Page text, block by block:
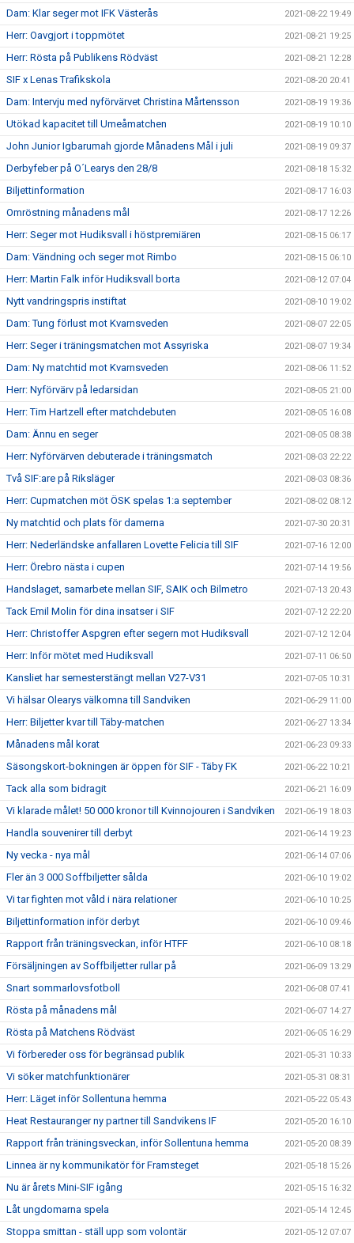
Dam: Klar seger mot IFK Västerås 2021-08-22 19:49
Herr: Oavgjort i toppmötet 2021-08-21 19:25
Herr: Rösta på Publikens Rödväst 2021-08-21 12:28
SIF x Lenas Trafikskola 2021-08-20 20:41
Dam: Intervju med nyförvärvet Christina Mårtensson 2021-08-19 19:36
Utökad kapacitet till Umeåmatchen 2021-08-19 10:10
John Junior Igbarumah gjorde Månadens Mål i juli 2021-08-19 09:37
Derbyfeber på O´Learys den 28/8 2021-08-18 15:32
Biljettinformation 2021-08-17 16:03
Omröstning månadens mål 2021-08-17 12:26
Herr: Seger mot Hudiksvall i höstpremiären 2021-08-15 06:17
Dam: Vändning och seger mot Rimbo 2021-08-15 06:10
Herr: Martin Falk inför Hudiksvall borta 2021-08-12 07:04
Nytt vandringspris instiftat 2021-08-10 19:02
Dam: Tung förlust mot Kvarnsveden 2021-08-07 22:05
Herr: Seger i träningsmatchen mot Assyriska 2021-08-07 19:34
Dam: Ny matchtid mot Kvarnsveden 2021-08-06 11:52
Herr: Nyförvärv på ledarsidan 2021-08-05 21:00
Herr: Tim Hartzell efter matchdebuten 2021-08-05 16:08
Dam: Ännu en seger 2021-08-05 08:38
Herr: Nyförvärven debuterade i träningsmatch 2021-08-03 22:22
Två SIF:are på Riksläger 2021-08-03 08:36
Herr: Cupmatchen möt ÖSK spelas 1:a september 2021-08-02 08:12
Ny matchtid och plats för damerna 2021-07-30 20:31
Herr: Nederländske anfallaren Lovette Felicia till SIF 2021-07-16 12:00
Herr: Örebro nästa i cupen 2021-07-14 19:56
Handslaget, samarbete mellan SIF, SAIK och Bilmetro 2021-07-13 20:43
Tack Emil Molin för dina insatser i SIF 2021-07-12 22:20
Herr: Christoffer Aspgren efter segern mot Hudiksvall 2021-07-12 12:04
Herr: Inför mötet med Hudiksvall 2021-07-11 06:50
Kansliet har semesterstängt mellan V27-V31 2021-07-05 10:31
Vi hälsar Olearys välkomna till Sandviken 2021-06-29 11:00
Herr: Biljetter kvar till Täby-matchen 2021-06-27 13:34
Månadens mål korat 2021-06-23 09:33
Säsongskort-bokningen är öppen för SIF - Täby FK 2021-06-22 10:21
Tack alla som bidragit 2021-06-21 16:09
Vi klarade målet! 50 000 kronor till Kvinnojouren i Sandviken 2021-06-19 18:03
Handla souvenirer till derbyt 2021-06-14 19:23
Ny vecka - nya mål 2021-06-14 07:06
Fler än 3 000 Soffbiljetter sålda 2021-06-10 19:02
Vi tar fighten mot våld i nära relationer 2021-06-10 10:25
Biljettinformation inför derbyt 2021-06-10 09:46
Rapport från träningsveckan, inför HTFF 2021-06-10 08:18
Försäljningen av Soffbiljetter rullar på 2021-06-09 13:29
Snart sommarlovsfotboll 2021-06-08 07:41
Rösta på månadens mål 2021-06-07 14:27
Rösta på Matchens Rödväst 2021-06-05 16:29
Vi förbereder oss för begränsad publik 2021-05-31 10:33
Vi söker matchfunktionärer 2021-05-31 08:31
Herr: Läget inför Sollentuna hemma 2021-05-22 05:43
Heat Restauranger ny partner till Sandvikens IF 2021-05-20 16:10
Rapport från träningsveckan, inför Sollentuna hemma 2021-05-20 08:39
Linnea är ny kommunikatör för Framsteget 2021-05-18 15:26
Nu är årets Mini-SIF igång 2021-05-15 16:32
Låt ungdomarna spela 2021-05-14 12:45
Stoppa smittan - ställ upp som volontär 2021-05-12 07:07